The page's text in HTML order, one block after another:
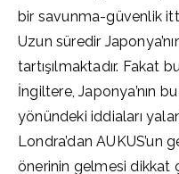
bir savunma-güvenlik
Uzun süredir
tartışılmaktadır. Fakat
İngiltere, Japonya’nın
yönündeki iddiaları
Londra’dan AUKUS’un
önerinin gelmesi dikkat